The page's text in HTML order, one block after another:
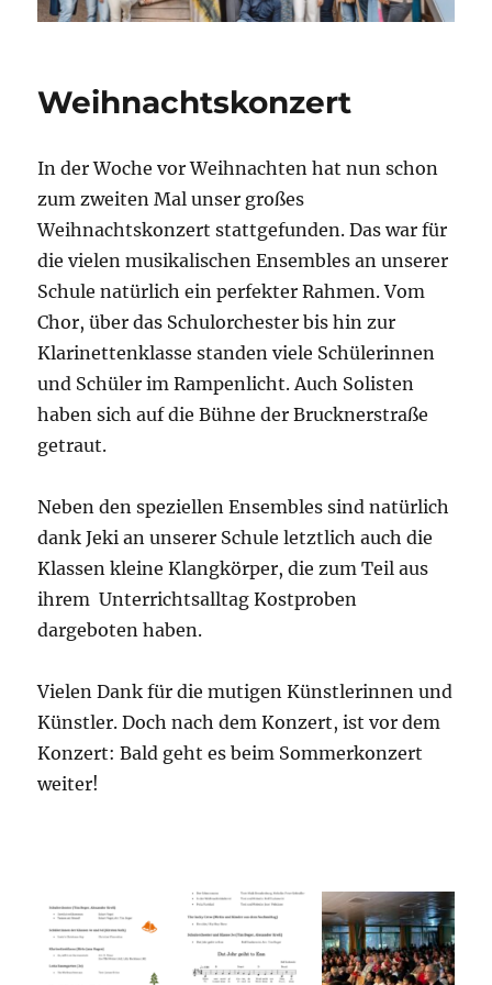
Weihnachtskonzert
In der Woche vor Weihnachten hat nun schon
zum zweiten Mal unser großes
Weihnachtskonzert stattgefunden. Das war für
die vielen musikalischen Ensembles an unserer
Schule natürlich ein perfekter Rahmen. Vom
Chor, über das Schulorchester bis hin zur
Klarinettenklasse standen viele Schülerinnen
und Schüler im Rampenlicht. Auch Solisten
haben sich auf die Bühne der Brucknerstraße
getraut.
Neben den speziellen Ensembles sind natürlich
dank Jeki an unserer Schule letztlich auch die
Klassen kleine Klangkörper, die zum Teil aus
ihrem Unterrichtsalltag Kostproben
dargeboten haben.
Vielen Dank für die mutigen Künstlerinnen und
Künstler. Doch nach dem Konzert, ist vor dem
Konzert: Bald geht es beim Sommerkonzert
weiter!